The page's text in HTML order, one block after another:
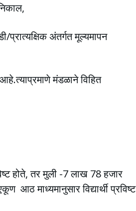
प्रात्यक्षिक अंतर्गत मूल्यमापन
मंडळाने विहित
होते, तर मुली -7 लाख 78 हजार
माध्यमानुसार विद्यार्थी प्रविष्ट